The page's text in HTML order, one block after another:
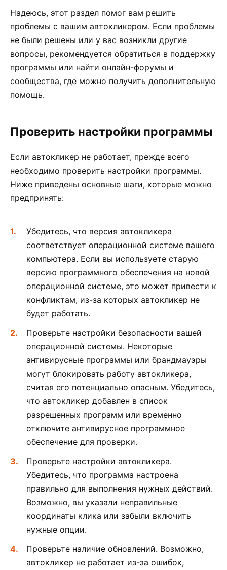
Надеюсь, этот раздел помог вам решить
проблемы с вашим автокликером. Если проблемы
не были решены или у вас возникли другие
вопросы, рекомендуется обратиться в поддержку
программы или найти онлайн-форумы и
сообщества, где можно получить дополнительную
помощь.
Проверить настройки программы
Если автокликер не работает, прежде всего
необходимо проверить настройки программы.
Ниже приведены основные шаги, которые можно
предпринять:
Убедитесь, что версия автокликера
соответствует операционной системе вашего
компьютера. Если вы используете старую
версию программного обеспечения на новой
операционной системе, это может привести к
конфликтам, из-за которых автокликер не
будет работать.
Проверьте настройки безопасности вашей
операционной системы. Некоторые
антивирусные программы или брандмауэры
могут блокировать работу автокликера,
считая его потенциально опасным. Убедитесь,
что автокликер добавлен в список
разрешенных программ или временно
отключите антивирусное программное
обеспечение для проверки.
Проверьте настройки автокликера.
Убедитесь, что программа настроена
правильно для выполнения нужных действий.
Возможно, вы указали неправильные
координаты клика или забыли включить
нужные опции.
Проверьте наличие обновлений. Возможно,
автокликер не работает из-за ошибок,